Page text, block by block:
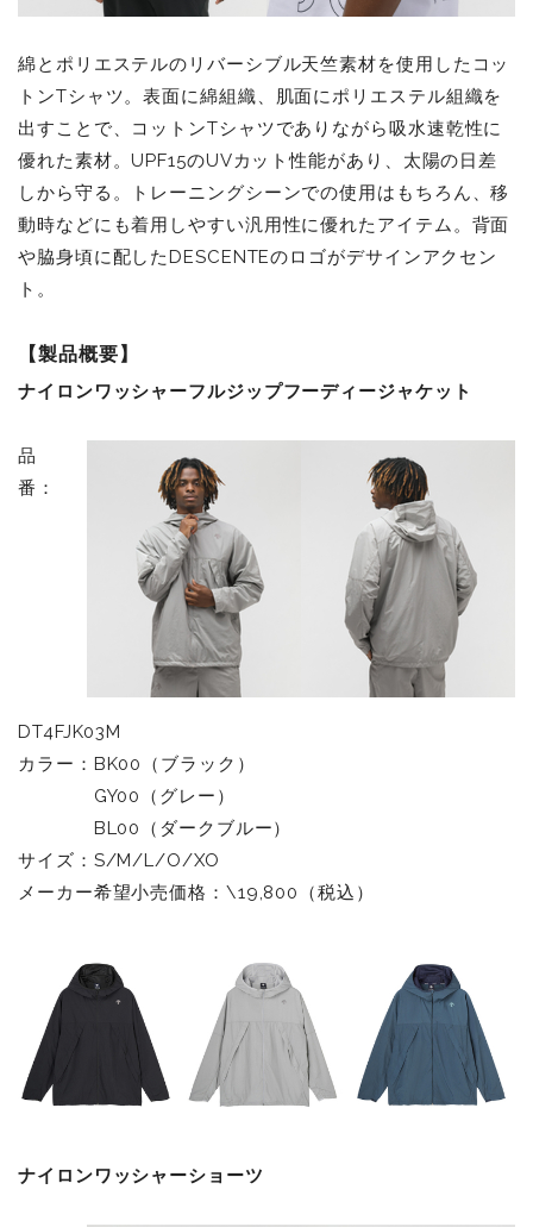
綿とポリエステルのリバーシブル天竺素材を使用したコッ
トンTシャツ。表面に綿組織、肌面にポリエステル組織を
出すことで、コットンTシャツでありながら吸水速乾性に
優れた素材。UPF15のUVカット性能があり、太陽の日差
しから守る。トレーニングシーンでの使用はもちろん、移
動時などにも着用しやすい汎用性に優れたアイテム。背面
や脇身頃に配したDESCENTEのロゴがデサインアクセン
ト。
【製品概要】
ナイロンワッシャーフルジップフーディージャケット
品
番：
DT4FJK03M
カラー：BK00（ブラック）
GY00（グレー）
BL00（ダークブルー）
サイズ：S/M/L/O/XO
メーカー希望小売価格：\19,800（税込）
ナイロンワッシャーショーツ